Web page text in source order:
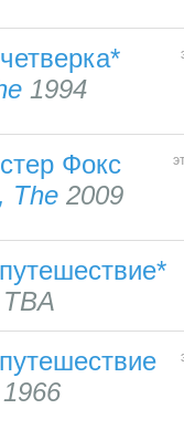
1994
Фокс
The 2009
TBA
1966